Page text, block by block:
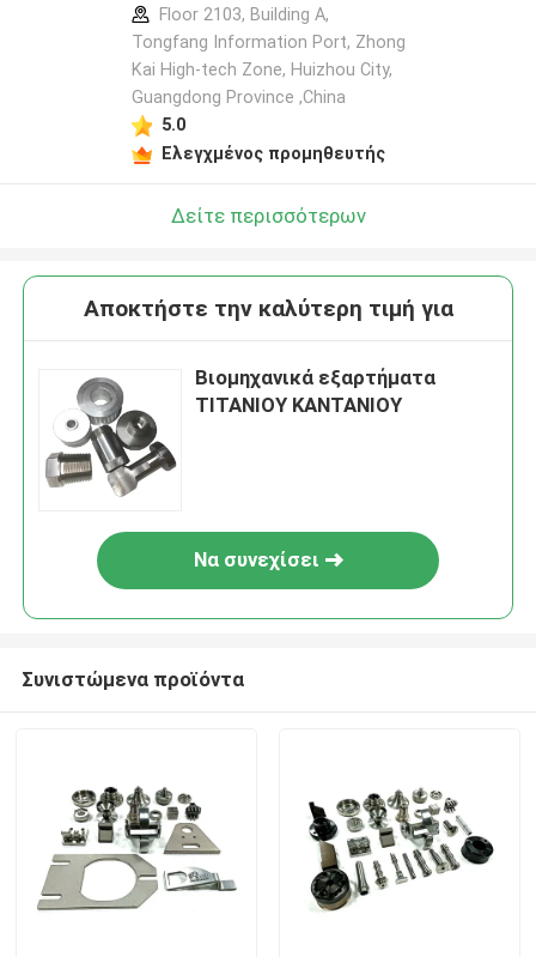
Floor 2103, Building A,
Tongfang Information Port, Zhong
Kai High-tech Zone, Huizhou City,
Guangdong Province ,China
5.0
Ελεγχμένος προμηθευτής
Δείτε περισσότερων
Αποκτήστε την καλύτερη τιμή για
Βιομηχανικά εξαρτήματα
ΤΙΤΑΝΙΟΥ ΚΑΝΤΑΝΙΟΥ
Να συνεχίσει
Συνιστώμενα προϊόντα